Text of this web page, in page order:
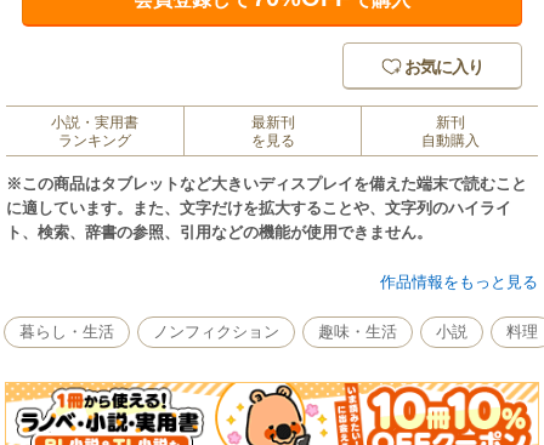
お気に入り
小説・実用書
ランキング
最新刊
を見る
新刊
自動購入
※この商品はタブレットなど大きいディスプレイを備えた端末で読むこと
に適しています。また、文字だけを拡大することや、文字列のハイライ
ト、検索、辞書の参照、引用などの機能が使用できません。
使用者急増中のマイボトルと、ヘルシーダイエットの観点を融合させた、
できるドリンク＆スープレシピを77掲載。
作品情報をもっと見る
暮らし・生活 ノンフィクション 趣味・生活 小説 料理